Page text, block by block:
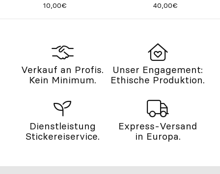
10,00€ 40,00€
Verkauf an Profis.
Kein Minimum.
Unser Engagement:
Ethische Produktion.
Dienstleistung
Stickereiservice.
Express-Versand
in Europa.